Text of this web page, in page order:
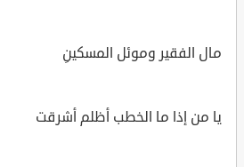
مال الفقير وموئل المسكينِ
يا من إذا ما الخطب أظلم أشرقت